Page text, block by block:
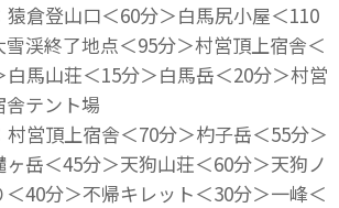
猿倉登山口＜60分＞白馬尻小屋＜110
雪渓終了地点＜95分＞村営頂上宿舎＜
白馬山荘＜15分＞白馬岳＜20分＞村営
舎テント場
村営頂上宿舎＜70分＞杓子岳＜55分＞
ヶ岳＜45分＞天狗山荘＜60分＞天狗ノ
＜40分＞不帰キレット＜30分＞一峰＜